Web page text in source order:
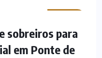
sobreiros para
em Ponte de